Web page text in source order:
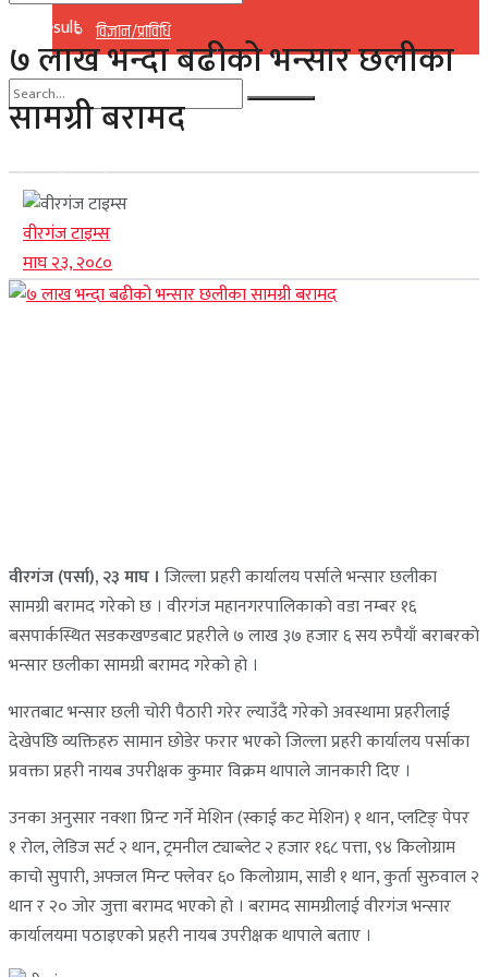
विज्ञान/प्राविधि
No Result
View All Result
No Result
View All Result
७ लाख भन्दा बढीको भन्सार छलीका
सामग्री बरामद
वीरगंज टाइम्स
माघ २३, २०८०
वीरगंज (पर्सा), २३ माघ । जिल्ला प्रहरी कार्यालय पर्साले भन्सार छलीका
सामग्री बरामद गरेको छ । वीरगंज महानगरपालिकाकाे वडा नम्बर १६
बसपार्कस्थित सडकखण्डबाट प्रहरीले ७ लाख ३७ हजार ६ सय रुपैयाँ बराबरको
भन्सार छलीका सामग्री बरामद गरेको हो ।
भारतबाट भन्सार छली चोरी पैठारी गरेर ल्याउँदै गरेको अवस्थामा प्रहरीलाई
देखेपछि व्यक्तिहरु सामान छोडेर फरार भएको जिल्ला प्रहरी कार्यालय पर्साका
प्रवक्ता प्रहरी नायब उपरीक्षक कुमार विक्रम थापाले जानकारी दिए ।
उनका अनुसार नक्शा प्रिन्ट गर्ने मेशिन (स्काई कट मेशिन) १ थान, प्लटिङ् पेपर
१ रोल, लेडिज सर्ट २ थान, ट्रमनील ट्याब्लेट २ हजार १६८ पत्ता, ९४ किलोग्राम
काचो सुपारी, अफ्जल मिन्ट फ्लेवर ६० किलोग्राम, साडी १ थान, कुर्ता सुरुवाल २
थान र २० जोर जुत्ता बरामद भएकाे हो । बरामद सामग्रीलाई वीरगंज भन्सार
कार्यालयमा पठाइएको प्रहरी नायब उपरीक्षक थापाले बताए ।